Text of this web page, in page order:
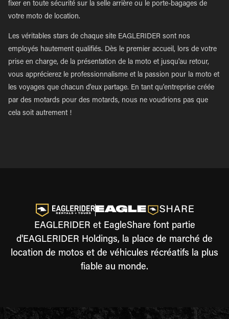
fixer en toute sécurité sur la selle arrière ou le porte-bagages de
votre moto de location.
Les véritables stars de chaque site EAGLERIDER sont nos
employés hautement qualifiés. Dès le premier accueil, lors de votre
prise en charge, de la présentation de la moto et jusqu'au retour,
vous apprécierez le professionnalisme et la passion pour la moto et
les voyages que chacun d'eux partage. En tant qu'entreprise créée
par des motards pour des motards, nous ne voudrions pas que
cela soit autrement !
EAGLERIDER et EagleShare font partie
d'EAGLERIDER Holdings, la place de marché de
location de motos et de véhicules récréatifs la plus
fiable au monde.